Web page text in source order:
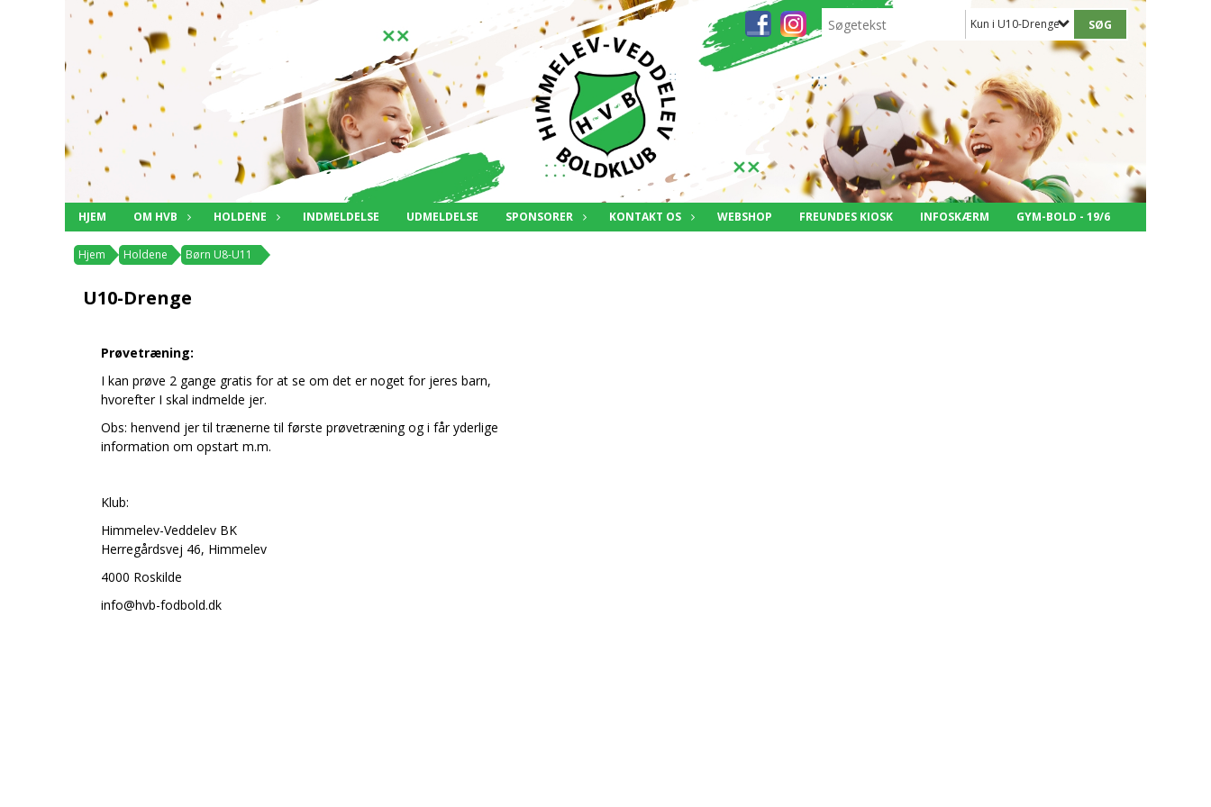
Kun i U10-Drenge
HJEM OM HVB HOLDENE INDMELDELSE UDMELDELSE SPONSORER KONTAKT OS WEBSHOP FREUNDES KIOSK INFOSKÆRM GYM-BOLD - 19/6
Hjem Holdene Børn U8-U11
U10-Drenge
Prøvetræning:
I kan prøve 2 gange gratis for at se om det er noget for jeres barn,
hvorefter I skal indmelde jer.
Obs: henvend jer til trænerne til første prøvetræning og i får yderlige
information om opstart m.m.
Klub:
Himmelev-Veddelev BK
Herregårdsvej 46, Himmelev
4000 Roskilde
info@hvb-fodbold.dk